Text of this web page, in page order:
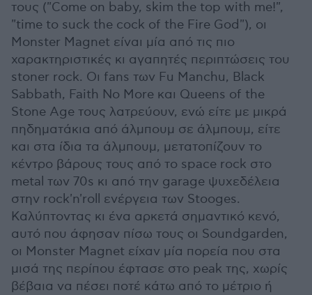
τους ("Come on baby, skim the top with me!",
"time to suck the cock of the Fire God"), οι
Monster Magnet είναι μία από τις πιο
χαρακτηριστικές κι αγαπητές περιπτώσεις του
stoner rock. Oι fans των Fu Manchu, Black
Sabbath, Faith No More και Queens of the
Stone Age τους λατρεύουν, ενώ είτε με μικρά
πηδηματάκια από άλμπουμ σε άλμπουμ, είτε
και στα ίδια τα άλμπουμ, μετατοπίζουν το
κέντρο βάρους τους από το space rock στο
metal των 70s κι από την garage ψυχεδέλεια
στην rock'n'roll ενέργεια των Stooges.
Καλύπτοντας κι ένα αρκετά σημαντικό κενό,
αυτό που άφησαν πίσω τους οι Soundgarden,
οι Monster Magnet είχαν μία πορεία που στα
μισά της περίπου έφτασε στο peak της, χωρίς
βέβαια να πέσει ποτέ κάτω από το μέτριο ή